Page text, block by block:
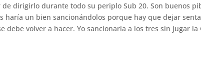
dirigirlo durante todo su periplo Sub 20. Son buenos
haría un bien sancionándolos porque hay que dejar
volver a hacer. Yo sancionaría a los tres sin jugar la